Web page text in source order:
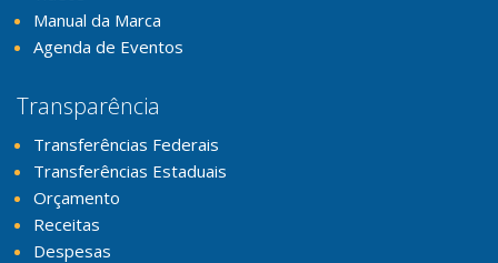
Manual da Marca
Agenda de Eventos
Transparência
Transferências Federais
Transferências Estaduais
Orçamento
Receitas
Despesas